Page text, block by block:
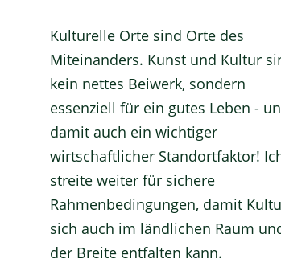
Kulturelle Orte sind Orte des
Miteinanders. Kunst und Kultur
kein nettes Beiwerk, sondern
essenziell für ein gutes Leben -
damit auch ein wichtiger
wirtschaftlicher Standortfaktor!
streite weiter für sichere
Rahmenbedingungen, damit
sich auch im ländlichen Raum
der Breite entfalten kann.